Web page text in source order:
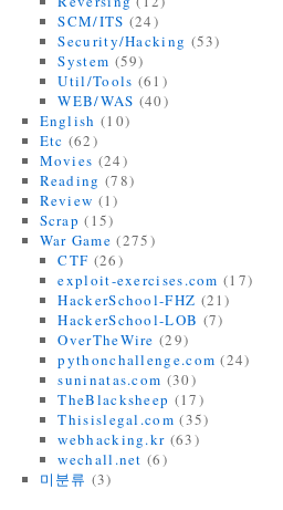
SCM/ITS (24)
Security/Hacking (53)
System (59)
Util/Tools (61)
WEB/WAS (40)
English (10)
Etc (62)
Movies (24)
Reading (78)
Review (1)
Scrap (15)
War Game (275)
CTF (26)
exploit-exercises.com (17)
HackerSchool-FHZ (21)
HackerSchool-LOB (7)
OverTheWire (29)
pythonchallenge.com (24)
suninatas.com (30)
TheBlacksheep (17)
Thisislegal.com (35)
webhacking.kr (63)
wechall.net (6)
미분류 (3)